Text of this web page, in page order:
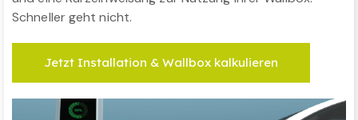
Schneller geht nicht.
Jetzt Installation & Wallbox kalkulieren